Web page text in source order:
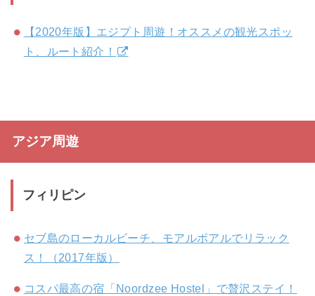
【2020年版】エジプト周遊！オススメの観光スポッ
ト、ルート紹介！
アジア周遊
フィリピン
セブ島のローカルビーチ、モアルボアルでリラック
ス！（2017年版）
コスパ最高の宿「Noordzee Hostel」で贅沢ステイ！